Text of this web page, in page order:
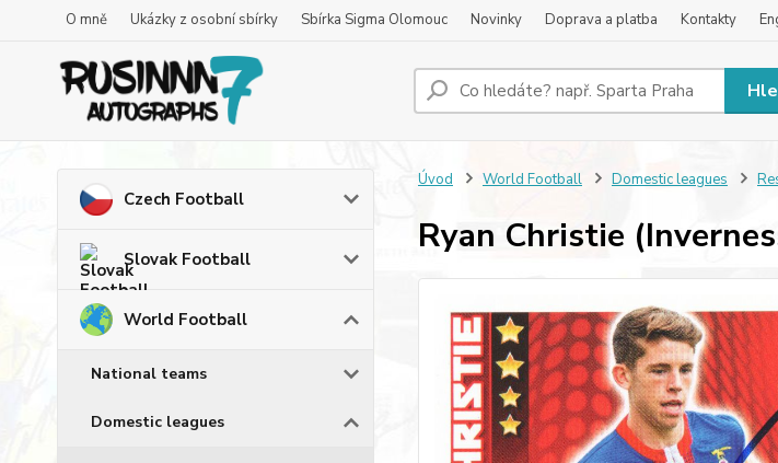
O mně Ukázky z osobní sbírky Sbírka Sigma Olomouc Novinky Doprava a platba Kontakty
Czech Football
Slovak Football
World Football
National teams
Domestic leagues
Úvod World Football Domestic leagues
Ryan Christie